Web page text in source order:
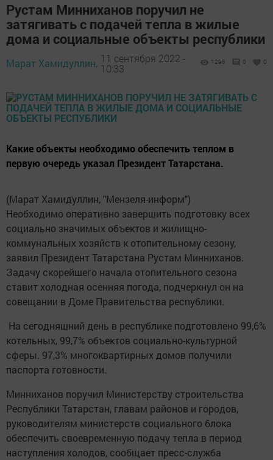
Рустам Минниханов поручил не
затягивать с подачей тепла в жилые
дома и социальные объекты республики
Марат Хамидуллин, 11 сентября 2022 -
10:33
1295 0 0
Какие объекты необходимо обеспечить теплом в
первую очередь указал Президент Татарстана.
(Марат Хамидуллин, "Мензеля-информ")
Необходимо оперативно завершить подготовку всех
социально значимых объектов и жилищно-
коммунальных хозяйств к отопительному сезону,
заявил Президент Татарстана Рустам Минниханов.
Задачу скорейшего начала отопительного сезона
ставит холодная осенняя погода, подчеркнул он на
совещании в Доме Правительства республики.
На сегодняшний день в республике подготовлено 99,6%
котельных, 99,7% объектов социально-культурной
сферы. 97,3% многоквартирных домов получили
паспорта готовности.
Минниханов поручил Министерству строительства
Республики Татарстан, главам районов и городов,
руководителям министерств социального блока
обеспечить своевременную подачу тепла в период
наступления холодов, сообщает пресс-служба